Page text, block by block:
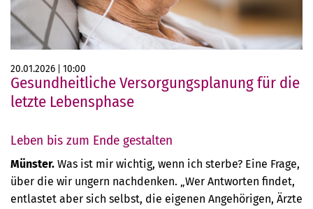
20.01.2026 10:00
Gesundheitliche Versorgungsplanung für die
letzte Lebensphase
Leben bis zum Ende gestalten
Münster. Was ist mir wichtig, wenn ich sterbe? Eine Frage,
über die wir ungern nachdenken. „Wer Antworten findet,
entlastet aber sich selbst, die eigenen Angehörigen, Ärzte